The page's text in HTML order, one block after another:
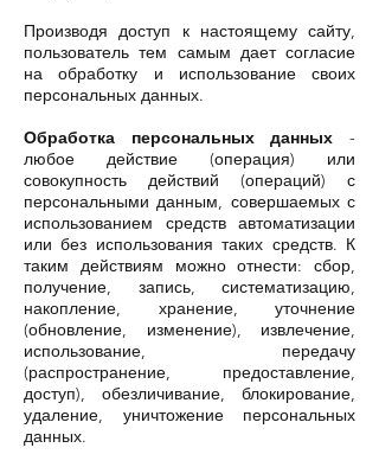
Производя доступ к настоящему сайту,
пользователь тем самым дает согласие
на обработку и использование своих
персональных данных.
Обработка персональных данных -
любое действие (операция) или
совокупность действий (операций) с
персональными данным, совершаемых с
использованием средств автоматизации
или без использования таких средств. К
таким действиям можно отнести: сбор,
получение, запись, систематизацию,
накопление, хранение, уточнение
(обновление, изменение), извлечение,
использование, передачу
(распространение, предоставление,
доступ), обезличивание, блокирование,
удаление, уничтожение персональных
данных.